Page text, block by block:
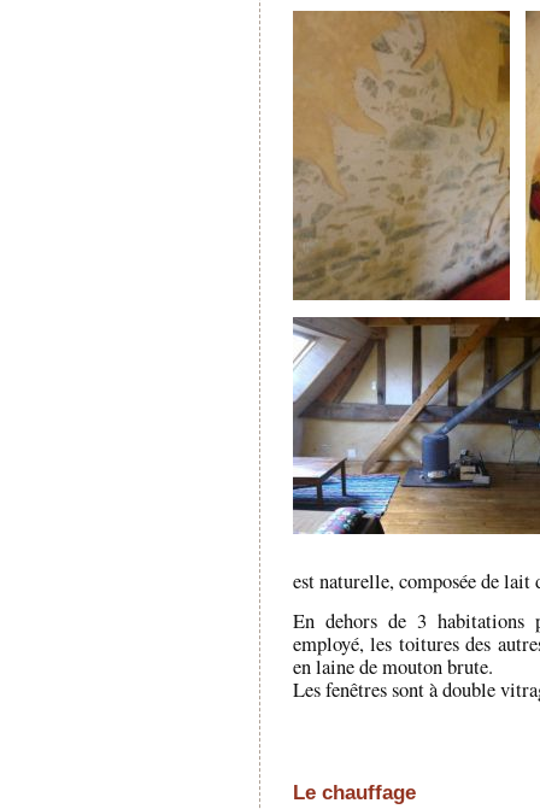
est naturelle, composée de lait
En dehors de 3 habitations
employé, les toitures des
en laine de mouton brute.
Les fenêtres sont à double
Le chauffage